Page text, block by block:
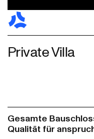
Private Villa
Gesamte
Qualität für